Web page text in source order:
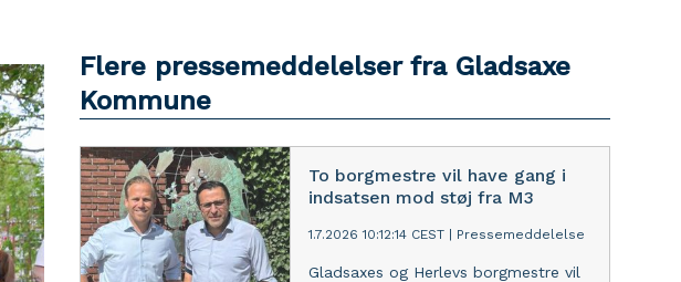
Flere pressemeddelelser fra Gladsaxe
Kommune
To borgmestre vil have gang i
indsatsen mod støj fra M3
1.7.2026 10:12:14 CEST Pressemeddelelse
Gladsaxes og Herlevs borgmestre vil